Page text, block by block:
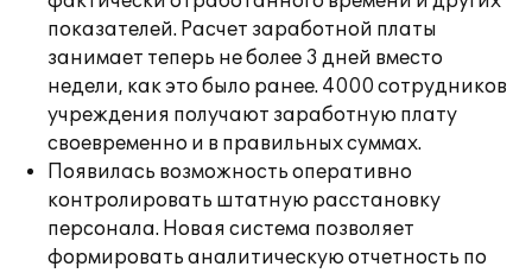
показателей. Расчет заработной платы
занимает теперь не более 3 дней вместо
недели, как это было ранее. 4000 сотрудников
учреждения получают заработную плату
своевременно и в правильных суммах.
Появилась возможность оперативно
контролировать штатную расстановку
персонала. Новая система позволяет
формировать аналитическую отчетность по